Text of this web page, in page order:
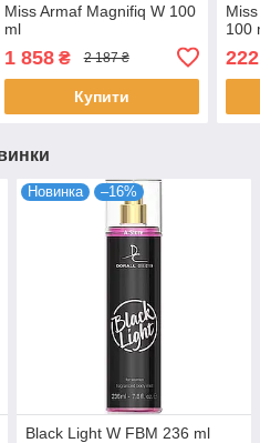
Miss Armaf Magnifiq W 100
ml
1 858₴ 2 187 ₴
Купити
100
222
Новинка –16%
Black Light W FBM 236 ml